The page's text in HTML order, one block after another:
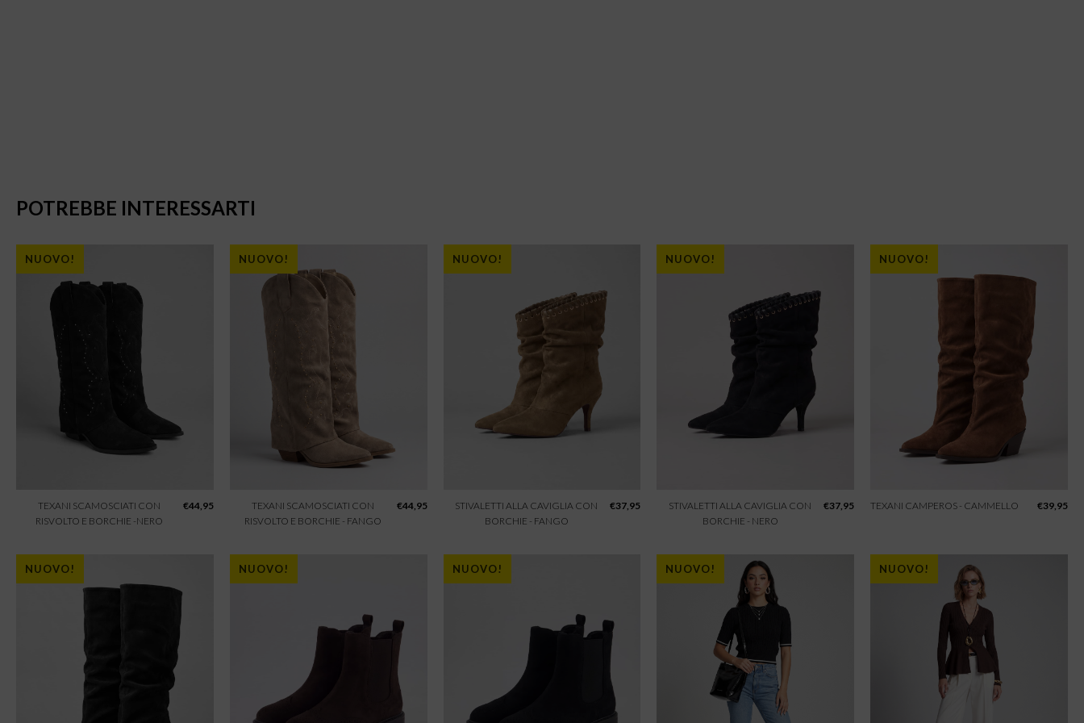
POTREBBE INTERESSARTI
NUOVO!
TEXANI SCAMOSCIATI CON
RISVOLTO E BORCHIE -NERO
€44,95
NUOVO!
TEXANI SCAMOSCIATI CON
RISVOLTO E BORCHIE - FANGO
€44,95
NUOVO!
STIVALETTI ALLA CAVIGLIA CON
BORCHIE - FANGO
€37,95
NUOVO!
STIVALETTI ALLA CAVIGLIA CON
BORCHIE - NERO
€37,95
NUOVO!
TEXANI CAMPEROS - CAMMELLO €39,95
NUOVO! NUOVO! NUOVO! NUOVO! NUOVO!